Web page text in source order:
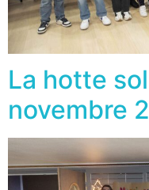
La hotte
novembre